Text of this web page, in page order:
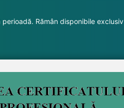
Rămân disponibile exclusiv